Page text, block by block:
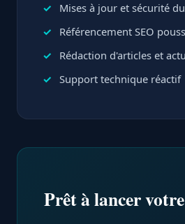
Mises à jour et sécurité
Référencement SEO
Rédaction d'articles et
Support technique réactif
Prêt à lancer